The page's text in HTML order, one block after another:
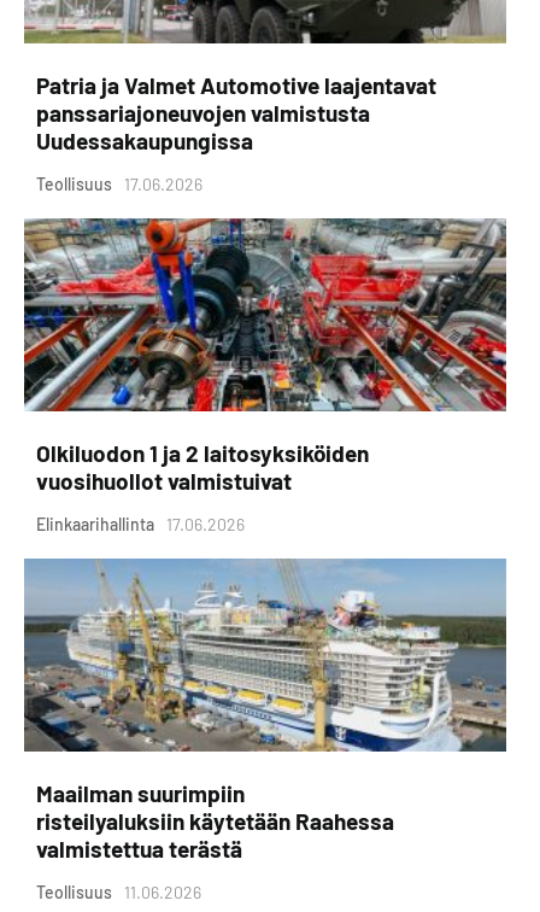
Patria ja Valmet Automotive laajentavat
panssariajoneuvojen valmistusta
Uudessakaupungissa
Teollisuus 17.06.2026
Olkiluodon 1 ja 2 laitosyksiköiden
vuosihuollot valmistuivat
Elinkaarihallinta 17.06.2026
Maailman suurimpiin
risteilyaluksiin käytetään Raahessa
valmistettua terästä
Teollisuus 11.06.2026